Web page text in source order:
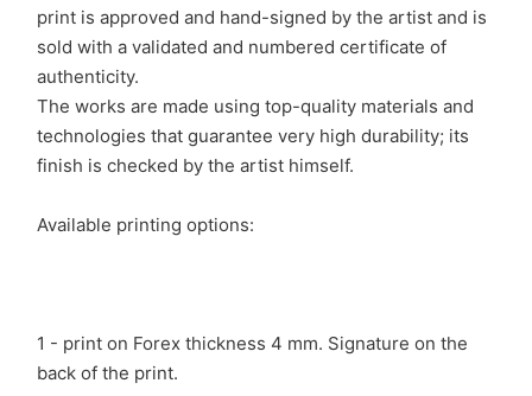
print is approved and hand-signed by the artist and is
sold with a validated and numbered certificate of
authenticity.
The works are made using top-quality materials and
technologies that guarantee very high durability; its
finish is checked by the artist himself.
Available printing options:
1 - print on Forex thickness 4 mm. Signature on the
back of the print.